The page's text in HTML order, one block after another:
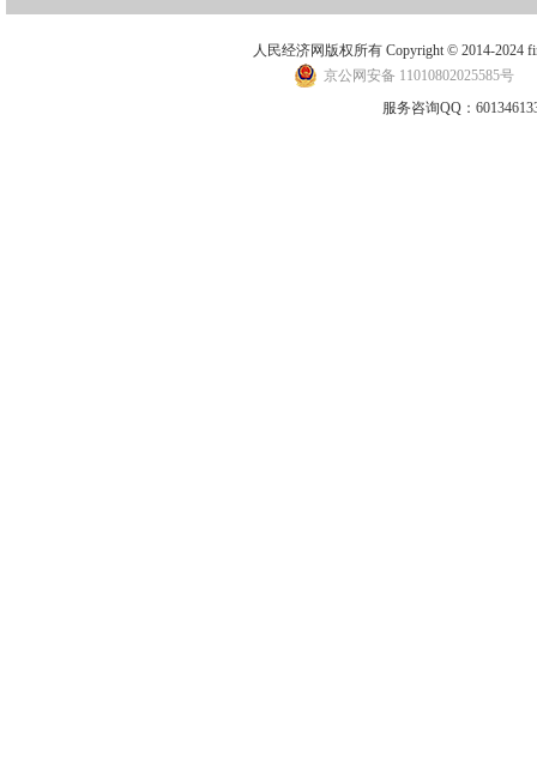
人民经济网版权所有 Copyright © 2014-2024
京公网安备 11010802025585号
服务咨询QQ：